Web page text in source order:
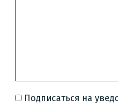
Подписаться на